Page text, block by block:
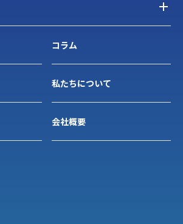
コラム
私たちについて
会社概要